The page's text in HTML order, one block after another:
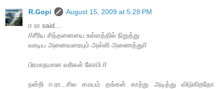
R.Gopi
August 15, 2009 at 5:28 PM
ஈ ரா said...
//சீரிய சிந்தனையை உள்ளத்தில் நிறுத்து
வாடிய அனைவரையும் அள்ளி அணைத்து//
பிரமாதமான வரிகள் கோபி //
நன்றி ஈ.ரா...சில சமயம் தங்கள் காற்று அடித்து விடுகிறதோ